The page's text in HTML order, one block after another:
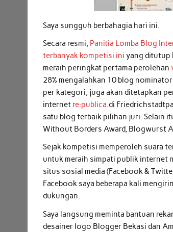
Saya sungguh berbahagia hari ini.
Secara resmi, Panitia Lomba Blog
terbanyak kompetisi iniyang ditutup
meraih peringkat pertama perolehan
28% mengalahkan 10 blog
per kategori, juga akan ditetapkan
internet re:publica.di
satu blog terbaik pilihan juri. Selain
Without Borders Award, Blogwurst
Sejak kompetisi memperoleh suara
untuk meraih simpati publik internet
situs sosial media (Facebook &
Facebook saya beberapa kali
dukungan.
Saya langsung meminta bantuan
desainer logo Blogger Bekasi dan